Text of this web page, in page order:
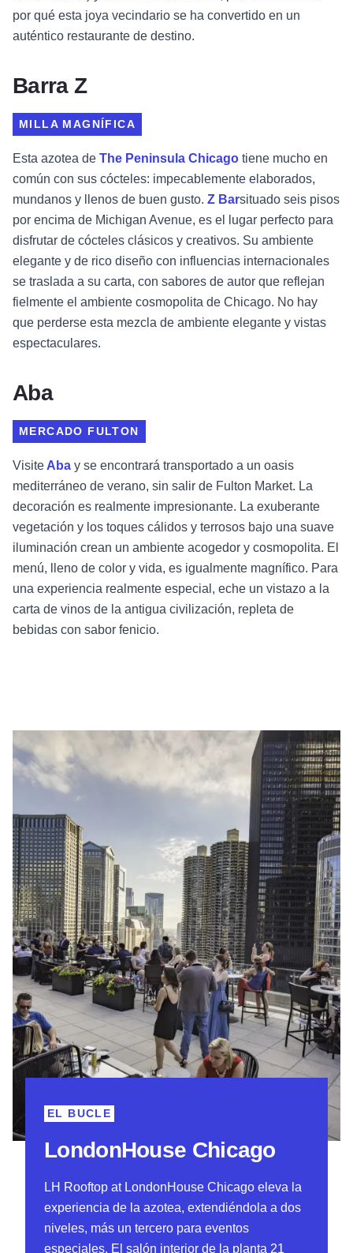
por qué esta joya vecindario se ha convertido en un
auténtico restaurante de destino.
Barra Z
MILLA MAGNÍFICA
Esta azotea de The Peninsula Chicago tiene mucho en
común con sus cócteles: impecablemente elaborados,
mundanos y llenos de buen gusto. Z Barsituado seis pisos
por encima de Michigan Avenue, es el lugar perfecto para
disfrutar de cócteles clásicos y creativos. Su ambiente
elegante y de rico diseño con influencias internacionales
se traslada a su carta, con sabores de autor que reflejan
fielmente el ambiente cosmopolita de Chicago. No hay
que perderse esta mezcla de ambiente elegante y vistas
espectaculares.
Aba
MERCADO FULTON
VisiteAba y se encontrará transportado a un oasis
mediterráneo de verano, sin salir de Fulton Market. La
decoración es realmente impresionante. La exuberante
vegetación y los toques cálidos y terrosos bajo una suave
iluminación crean un ambiente acogedor y cosmopolita. El
menú, lleno de color y vida, es igualmente magnífico. Para
una experiencia realmente especial, eche un vistazo a la
carta de vinos de la antigua civilización, repleta de
bebidas con sabor fenicio.
LondonHouse Chicago
EL BUCLE
LH Rooftop at LondonHouse Chicago eleva la
experiencia de la azotea, extendiéndola a dos
niveles, más un tercero para eventos
especiales. El salón interior de la planta 21